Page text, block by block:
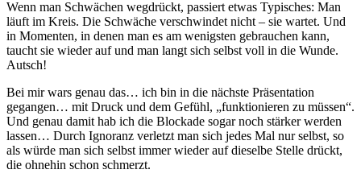
Wenn man Schwächen wegdrückt, passiert etwas Typisches: Man
läuft im Kreis. Die Schwäche verschwindet nicht – sie wartet. Und
in Momenten, in denen man es am wenigsten gebrauchen kann,
taucht sie wieder auf und man langt sich selbst voll in die Wunde.
Autsch!
Bei mir wars genau das… ich bin in die nächste Präsentation
gegangen… mit Druck und dem Gefühl, „funktionieren zu müssen“.
Und genau damit hab ich die Blockade sogar noch stärker werden
lassen… Durch Ignoranz verletzt man sich jedes Mal nur selbst, so
als würde man sich selbst immer wieder auf dieselbe Stelle drückt,
die ohnehin schon schmerzt.